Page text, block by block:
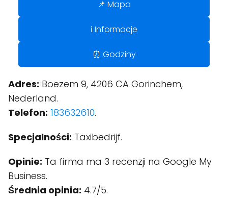
📌 Mapa
ℹ️ Informacje
⏰ Godziny
Adres: Boezem 9, 4206 CA Gorinchem,
Nederland.
Telefon: 183632610.
Specjalności: Taxibedrijf.
Opinie: Ta firma ma 3 recenzji na Google My
Business.
Średnia opinia: 4.7/5.